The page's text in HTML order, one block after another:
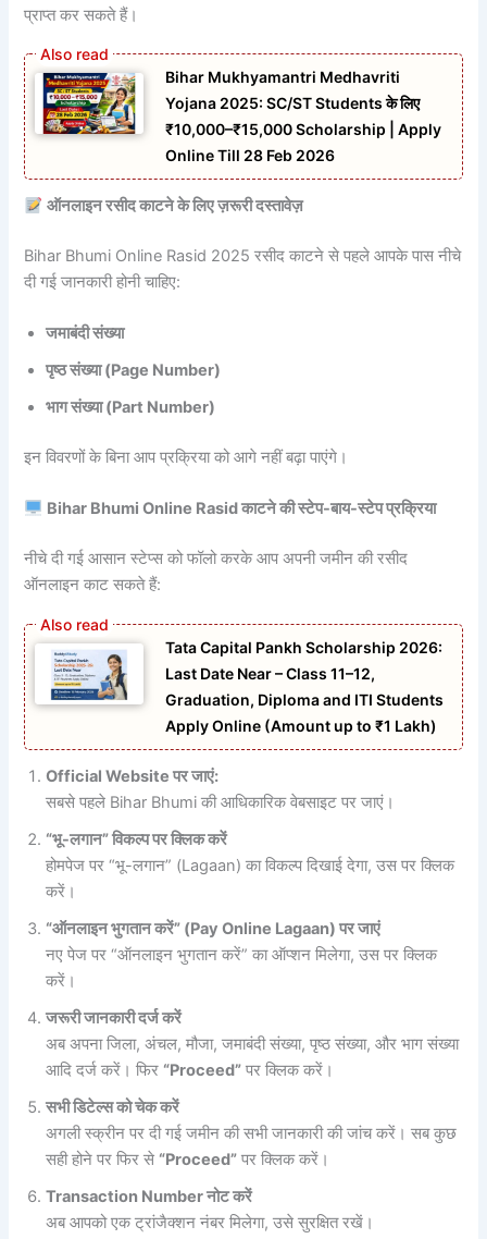
प्राप्त कर सकते हैं।
Bihar Mukhyamantri Medhavriti
Yojana 2025: SC/ST Students के लिए
₹10,000–₹15,000 Scholarship | Apply
Online Till 28 Feb 2026
ऑनलाइन रसीद काटने के लिए ज़रूरी दस्तावेज़
Bihar Bhumi Online Rasid 2025 रसीद काटने से पहले आपके पास नीचे
दी गई जानकारी होनी चाहिए:
जमाबंदी संख्या
पृष्ठ संख्या (Page Number)
भाग संख्या (Part Number)
इन विवरणों के बिना आप प्रक्रिया को आगे नहीं बढ़ा पाएंगे।
Bihar Bhumi Online Rasid काटने की स्टेप-बाय-स्टेप प्रक्रिया
नीचे दी गई आसान स्टेप्स को फॉलो करके आप अपनी जमीन की रसीद
ऑनलाइन काट सकते हैं:
Tata Capital Pankh Scholarship 2026:
Last Date Near – Class 11–12,
Graduation, Diploma and ITI Students
Apply Online (Amount up to ₹1 Lakh)
Official Website पर जाएं:
सबसे पहले Bihar Bhumi की आधिकारिक वेबसाइट पर जाएं।
“भू-लगान” विकल्प पर क्लिक करें
होमपेज पर “भू-लगान” (Lagaan) का विकल्प दिखाई देगा, उस पर क्लिक
करें।
“ऑनलाइन भुगतान करें” (Pay Online Lagaan) पर जाएं
नए पेज पर “ऑनलाइन भुगतान करें” का ऑप्शन मिलेगा, उस पर क्लिक
करें।
जरूरी जानकारी दर्ज करें
अब अपना जिला, अंचल, मौजा, जमाबंदी संख्या, पृष्ठ संख्या, और भाग संख्या
आदि दर्ज करें। फिर “Proceed” पर क्लिक करें।
सभी डिटेल्स को चेक करें
अगली स्क्रीन पर दी गई जमीन की सभी जानकारी की जांच करें। सब कुछ
सही होने पर फिर से “Proceed” पर क्लिक करें।
Transaction Number नोट करें
अब आपको एक ट्रांजैक्शन नंबर मिलेगा, उसे सुरक्षित रखें।